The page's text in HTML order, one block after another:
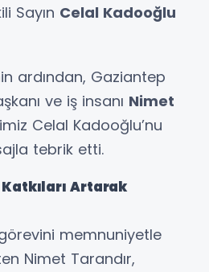
Sayın Celal Kadooğlu
ardından, Gaziantep
ve iş insanı Nimet
Celal Kadooğlu’nu
tebrik etti.
Artarak
memnuniyetle
Nimet Tarandır,